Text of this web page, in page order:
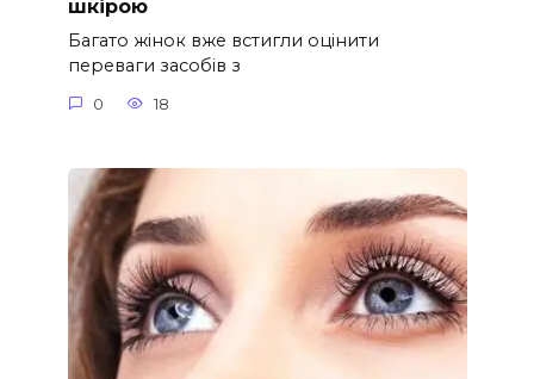
шкірою
Багато жінок вже встигли оцінити
переваги засобів з
0 18